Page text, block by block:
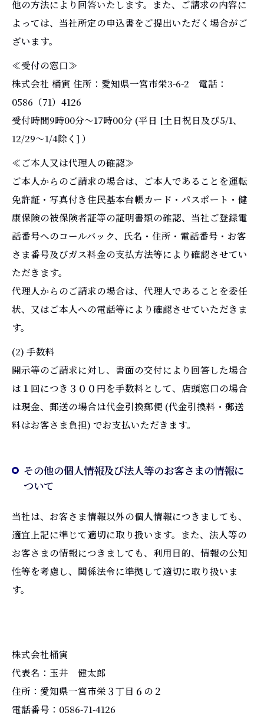
他の方法により回答いたします。また、ご請求の内容に
よっては、当社所定の申込書をご提出いただく場合がご
ざいます。
≪受付の窓口≫
株式会社 桶寅 住所：愛知県一宮市栄3-6-2 電話：
0586（71）4126
受付時間9時00分～17時00分 (平日 [土日祝日及び5/1、
12/29～1/4除く] ）
≪ご本人又は代理人の確認≫
ご本人からのご請求の場合は、ご本人であることを運転
免許証・写真付き住民基本台帳カード・パスポート・健
康保険の被保険者証等の証明書類の確認、当社ご登録電
話番号へのコールバック、氏名・住所・電話番号・お客
さま番号及びガス料金の支払方法等により確認させてい
ただきます。
代理人からのご請求の場合は、代理人であることを委任
状、又はご本人への電話等により確認させていただきま
す。
(2) 手数料
開示等のご請求に対し、書面の交付により回答した場合
は１回につき３００円を手数料として、店頭窓口の場合
は現金、郵送の場合は代金引換郵便 (代金引換料・郵送
料はお客さま負担) でお支払いただきます。
その他の個人情報及び法人等のお客さまの情報に
ついて
当社は、お客さま情報以外の個人情報につきましても、
適宜上記に準じて適切に取り扱います。また、法人等の
お客さまの情報につきましても、利用目的、情報の公知
性等を考慮し、関係法令に準拠して適切に取り扱いま
す。
株式会社桶寅
代表名：玉井 健太郎
住所：愛知県一宮市栄３丁目６の２
電話番号：0586-71-4126